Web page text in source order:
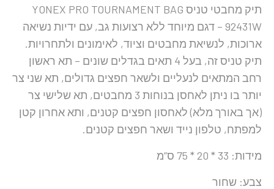
תיק מחבטי טניס YONEX PRO TOURNAMENT BAG
92431W – דגם מיוחד ללא רצועות גב, עם ידיות נשיאה
ארוכות, לנשיאת מחבטים וציוד, לאימונים ולתחרויות.
תיק טניס זה, בעל 4 תאים בגדלים שונים – תא ראשון
רחב המתאים לנעליים ולשאר חפצים גדולים, תא שני צר
יותר בו ניתן לאחסן בנוחות 3 מחבטים, תא שלישי צר
(אך באורך מלא) לאחסון חפצים קטנים, ותא אחרון קטן
למפתח, טלפון נייד ושאר חפצים קטנים.
מידות: 33 * 20 * 75 ס”מ
צבע: שחור